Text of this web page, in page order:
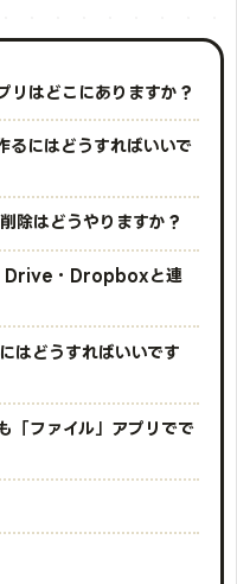
はどこにありますか？
にはどうすればいいで
除はどうやりますか？
・Dropboxと連
はどうすればいいです
「ファイル」アプリでで